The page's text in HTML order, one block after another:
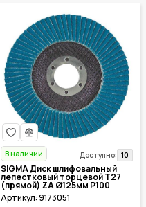
В наличии Доступно: 10
SIGMA Диск шлифовальный
лепестковый торцевой Т27
(прямой) ZA Ø125мм P100
9173051
Артикул: 9173051